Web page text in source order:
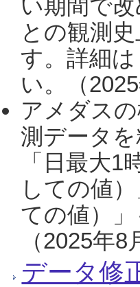
い期間で
との観測
す。詳細は
い。（
アメダス
測データ
「日最大
しての値
ての値）
（2025年8
データ修